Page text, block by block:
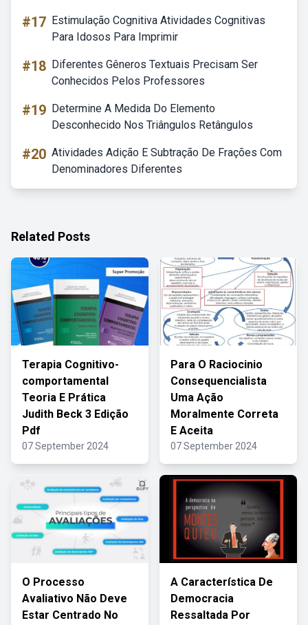
#17 Estimulação Cognitiva Atividades Cognitivas
Para Idosos Para Imprimir
#18 Diferentes Gêneros Textuais Precisam Ser
Conhecidos Pelos Professores
#19 Determine A Medida Do Elemento
Desconhecido Nos Triângulos Retângulos
#20 Atividades Adição E Subtração De Frações Com
Denominadores Diferentes
Related Posts
Terapia Cognitivo-
comportamental
Teoria E Prática
Judith Beck 3 Edição
Pdf
07 September 2024
Para O Raciocinio
Consequencialista
Uma Ação
Moralmente Correta
E Aceita
07 September 2024
O Processo
Avaliativo Não Deve
Estar Centrado No
A Característica De
Democracia
Ressaltada Por